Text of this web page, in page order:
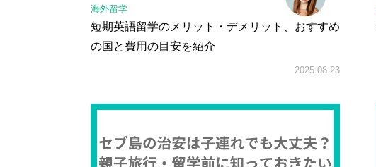
海外留学
短期英語留学のメリット・デメリット、おすすめ
の国と費用の目安を紹介
2025.08.23